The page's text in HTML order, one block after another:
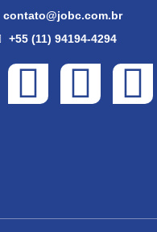
contato@jobc.com.br
+55 (11) 94194-4294